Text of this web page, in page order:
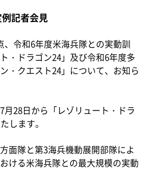
記者会見
令和6年度米海兵隊との実動訓
・ドラゴン24」及び令和6年度多
・クエスト24」について、お知ら
28日から「レゾリュート・ドラ
します。
面隊と第3海兵機動展開部隊によ
ける米海兵隊との最大規模の実動